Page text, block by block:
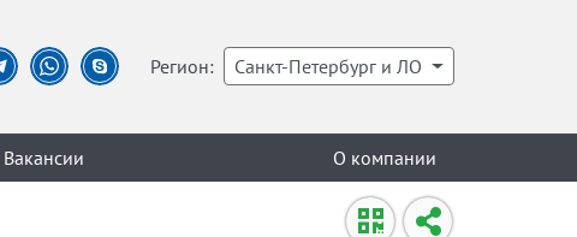
Регион: Санкт-Петербург и ЛО
Вакансии О компании